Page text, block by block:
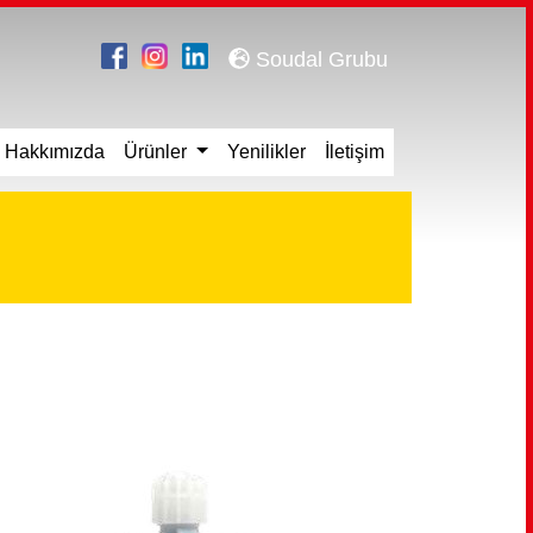
Soudal Grubu
Hakkımızda Ürünler Yenilikler İletişim